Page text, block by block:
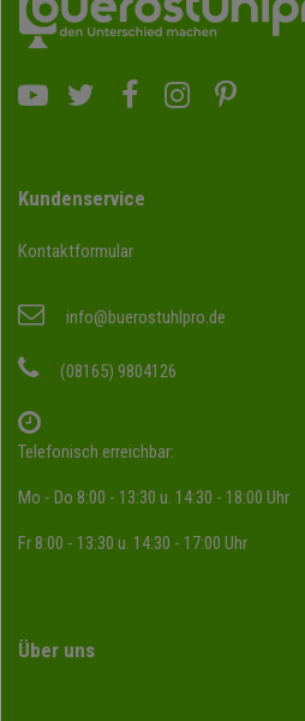
Kundenservice
Kontaktformular
info@buerostuhlpro.de
(08165) 9804126
Telefonisch erreichbar:
Mo - Do 8:00 - 13:30 u. 14:30 - 18:00 Uhr
Fr 8:00 - 13:30 u. 14:30 - 17:00 Uhr
Über uns